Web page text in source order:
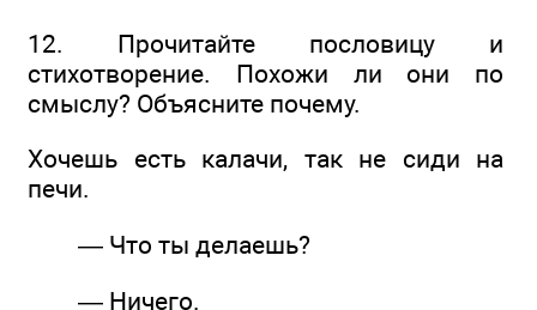
12. Прочитайте пословицу и
стихотворение. Похожи ли они по
смыслу? Объясните почему.
Хочешь есть калачи, так не сиди на
печи.
— Что ты делаешь?
— Ничего.